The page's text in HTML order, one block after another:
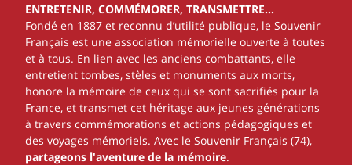
ENTRETENIR, COMMÉMORER, TRANSMETTRE…
Fondé en 1887 et reconnu d’utilité publique, le Souvenir
Français est une association mémorielle ouverte à toutes
et à tous. En lien avec les anciens combattants, elle
entretient tombes, stèles et monuments aux morts,
honore la mémoire de ceux qui se sont sacrifiés pour la
France, et transmet cet héritage aux jeunes générations
à travers commémorations et actions pédagogiques et
des voyages mémoriels. Avec le Souvenir Français (74),
partageons l'aventure de la mémoire.